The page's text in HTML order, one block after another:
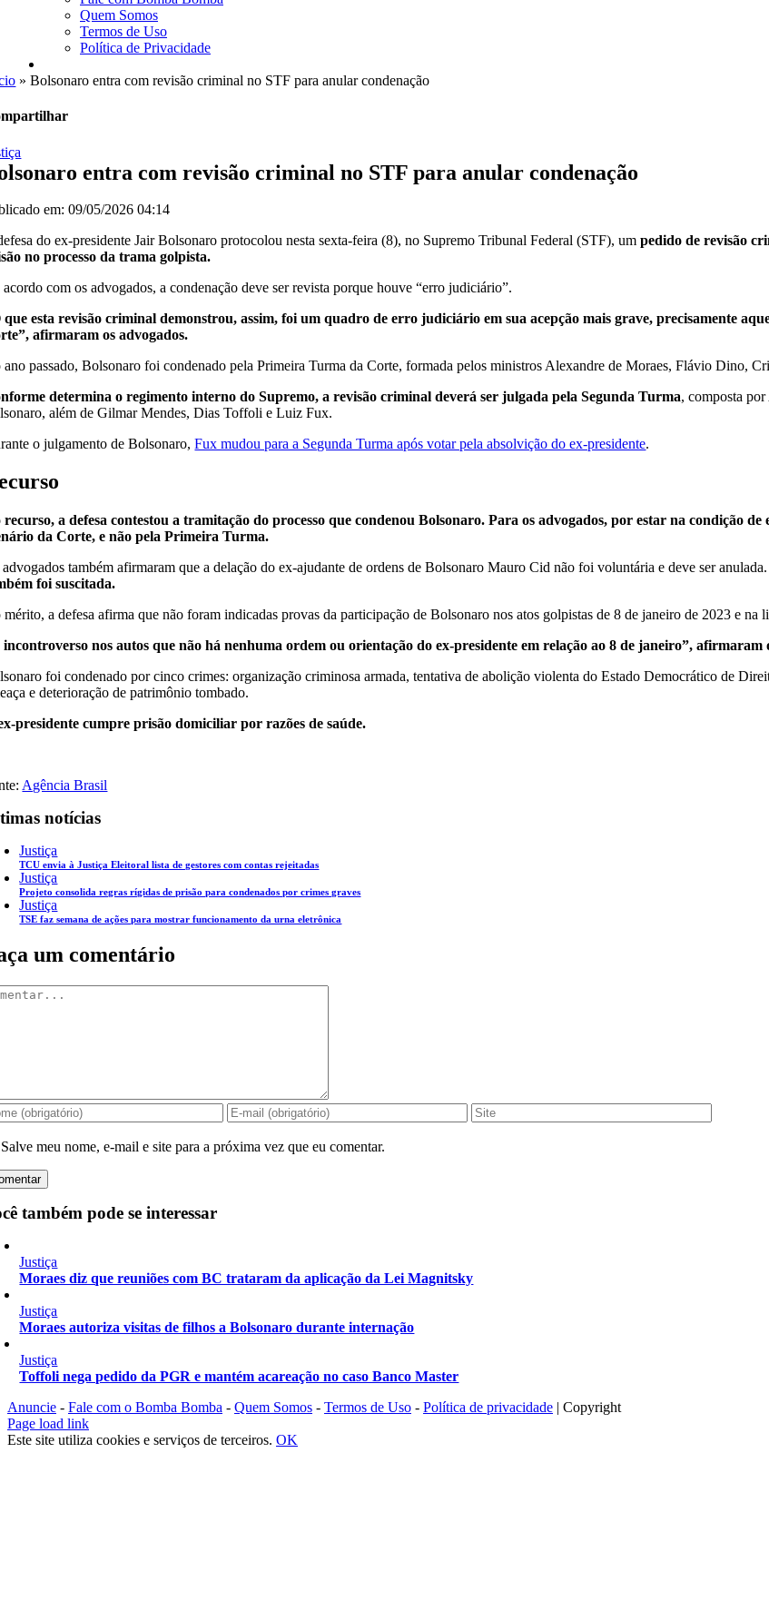
Quem Somos
Termos de Uso
Política de Privacidade
»Bolsonaro entra com revisão criminal no STF para anular condenação
entra com revisão criminal no STF para anular condenação
em: 09/05/2026 04:14
do ex-presidente Jair Bolsonaro protocolou nesta sexta-feira (8), no Supremo Tribunal Federal (STF), umpedido de revisão
no processo da trama golpista.
acordo com os advogados, a condenação deve ser revista porque houve “erro judiciário”.
que esta revisão criminal demonstrou, assim, foi um quadro de erro judiciário em sua acepção mais grave, precisamente
afirmaram os advogados.
ano passado, Bolsonaro foi condenado pela Primeira Turma da Corte, formada pelos ministros Alexandre de Moraes, Flávio Dino,
determina o regimento interno do Supremo, a revisão criminal deverá ser julgada pela Segunda Turma, composta
além de Gilmar Mendes, Dias Toffoli e Luiz Fux.
o julgamento de Bolsonaro,Fux mudou para a Segunda Turma após votar pela absolvição do ex-presidente.
recurso, a defesa contestou a tramitação do processo que condenou Bolsonaro. Para os advogados, por estar na condição
da Corte, e não pela Primeira Turma.
advogados também afirmaram que a delação do ex-ajudante de ordens de Bolsonaro Mauro Cid não foi voluntária e deve ser anulada.
foi suscitada.
mérito, a defesa afirma que não foram indicadas provas da participação de Bolsonaro nos atos golpistas de 8 de janeiro de 2023 e na
incontroverso nos autos que não há nenhuma ordem ou orientação do ex-presidente em relação ao 8 de janeiro”, afirmaram
foi condenado por cinco crimes: organização criminosa armada, tentativa de abolição violenta do Estado Democrático de
e deterioração de patrimônio tombado.
presidente cumpre prisão domiciliar por razões de saúde.
Agência Brasil
notícias
Justiça
TCU envia à Justiça Eleitoral lista de gestores com contas rejeitadas
Justiça
Projeto consolida regras rígidas de prisão para condenados por crimes graves
Justiça
TSE faz semana de ações para mostrar funcionamento da urna eletrônica
um comentário
Salve meu nome, e-mail e site para a próxima vez que eu comentar.
também pode se interessar
Justiça
Moraes diz que reuniões com BC trataram da aplicação da Lei Magnitsky
Justiça
Moraes autoriza visitas de filhos a Bolsonaro durante internação
Justiça
Toffoli nega pedido da PGR e mantém acareação no caso Banco Master
Anuncie - Fale com o Bomba Bomba - Quem Somos - Termos de Uso - Política de privacidade | Copyright
Instagram
Facebook
X
YouTube
Page load link
Este site utiliza cookies e serviços de terceiros. OK